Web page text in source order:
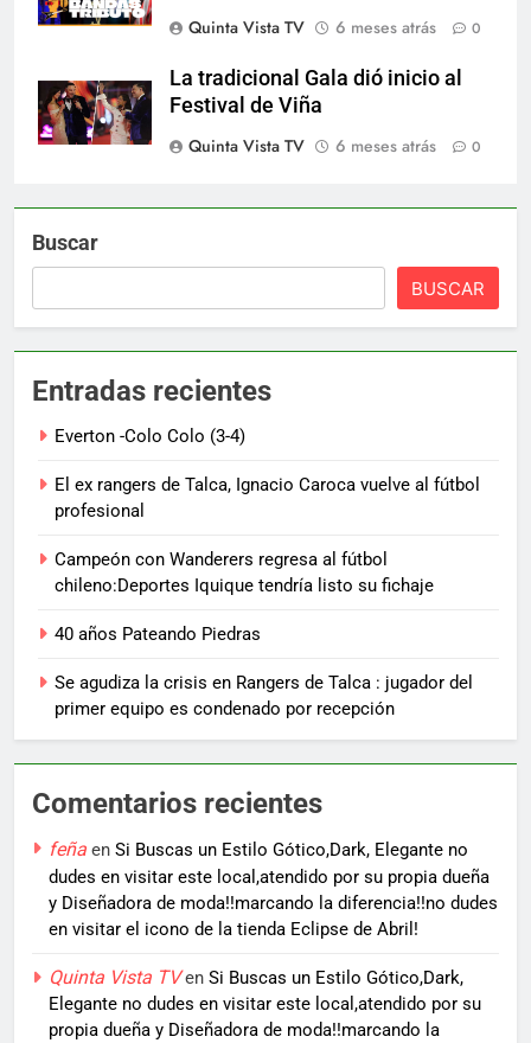
Quinta Vista TV
6 meses atrás 0
La tradicional Gala dió inicio al
Festival de Viña
Quinta Vista TV
6 meses atrás 0
Buscar
BUSCAR
Entradas recientes
Everton -Colo Colo (3-4)
El ex rangers de Talca, Ignacio Caroca vuelve al fútbol
profesional
Campeón con Wanderers regresa al fútbol
chileno:Deportes Iquique tendría listo su fichaje
40 años Pateando Piedras
Se agudiza la crisis en Rangers de Talca : jugador del
primer equipo es condenado por recepción
Comentarios recientes
feña en Si Buscas un Estilo Gótico,Dark, Elegante no
dudes en visitar este local,atendido por su propia dueña
y Diseñadora de moda!!marcando la diferencia!!no dudes
en visitar el icono de la tienda Eclipse de Abril!
Quinta Vista TVen Si Buscas un Estilo Gótico,Dark,
Elegante no dudes en visitar este local,atendido por su
propia dueña y Diseñadora de moda!!marcando la